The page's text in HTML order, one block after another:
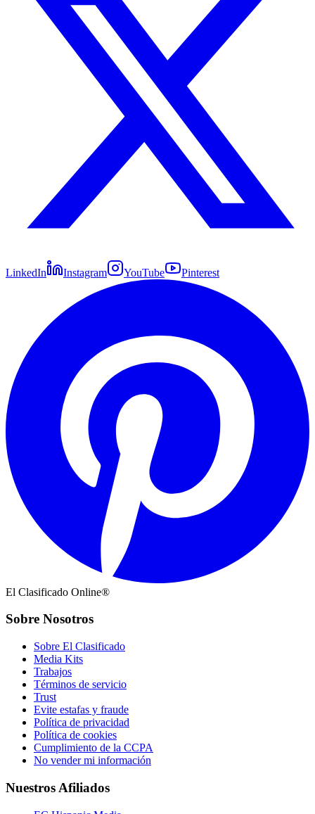
LinkedIn Instagram YouTube Pinterest
El Clasificado Online®
Sobre Nosotros
Sobre El Clasificado
Media Kits
Trabajos
Términos de servicio
Trust
Evite estafas y fraude
Política de privacidad
Política de cookies
Cumplimiento de la CCPA
No vender mi información
Nuestros Afiliados